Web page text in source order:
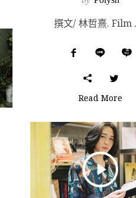
撰文/ 林
Read More